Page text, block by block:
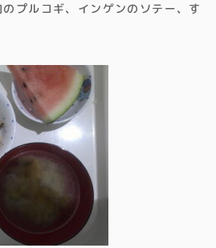
プルコギ、インゲンのソテー、す